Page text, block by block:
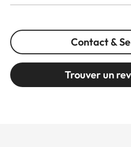
Contact &
Trouver un